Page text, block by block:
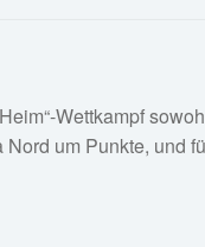
Wettkampf
um Punkte, und